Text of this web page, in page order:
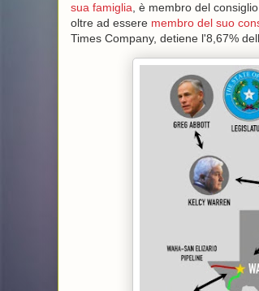
sua famiglia , è membro del
oltre ad essere membro del suo
Times Company, detiene l'8,67%